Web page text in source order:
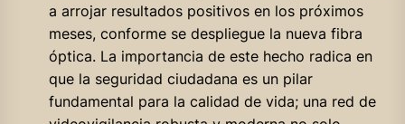
a arrojar resultados positivos en los próximos
meses, conforme se despliegue la nueva fibra
óptica. La importancia de este hecho radica en
que la seguridad ciudadana es un pilar
fundamental para la calidad de vida; una red de